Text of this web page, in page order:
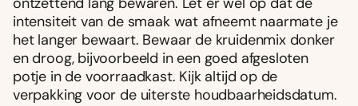
intensiteit van de smaak wat afneemt naarmate je
het langer bewaart. Bewaar de kruidenmix donker
en droog, bijvoorbeeld in een goed afgesloten
potje in de voorraadkast. Kijk altijd op de
verpakking voor de uiterste houdbaarheidsdatum.